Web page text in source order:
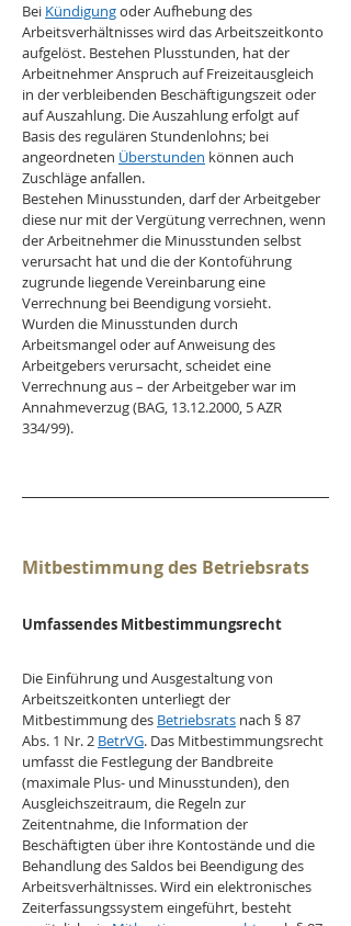
Bei Kündigung oder Aufhebung des
Arbeitsverhältnisses wird das Arbeitszeitkonto
aufgelöst. Bestehen Plusstunden, hat der
Arbeitnehmer Anspruch auf Freizeitausgleich
in der verbleibenden Beschäftigungszeit oder
auf Auszahlung. Die Auszahlung erfolgt auf
Basis des regulären Stundenlohns; bei
angeordneten Überstunden können auch
Zuschläge anfallen.
Bestehen Minusstunden, darf der Arbeitgeber
diese nur mit der Vergütung verrechnen, wenn
der Arbeitnehmer die Minusstunden selbst
verursacht hat und die der Kontoführung
zugrunde liegende Vereinbarung eine
Verrechnung bei Beendigung vorsieht.
Wurden die Minusstunden durch
Arbeitsmangel oder auf Anweisung des
Arbeitgebers verursacht, scheidet eine
Verrechnung aus – der Arbeitgeber war im
Annahmeverzug (BAG, 13.12.2000, 5 AZR
334/99).
Mitbestimmung des Betriebsrats
Umfassendes Mitbestimmungsrecht
Die Einführung und Ausgestaltung von
Arbeitszeitkonten unterliegt der
Mitbestimmung des Betriebsrats nach § 87
Abs. 1 Nr. 2 BetrVG. Das Mitbestimmungsrecht
umfasst die Festlegung der Bandbreite
(maximale Plus- und Minusstunden), den
Ausgleichszeitraum, die Regeln zur
Zeitentnahme, die Information der
Beschäftigten über ihre Kontostände und die
Behandlung des Saldos bei Beendigung des
Arbeitsverhältnisses. Wird ein elektronisches
Zeiterfassungssystem eingeführt, besteht